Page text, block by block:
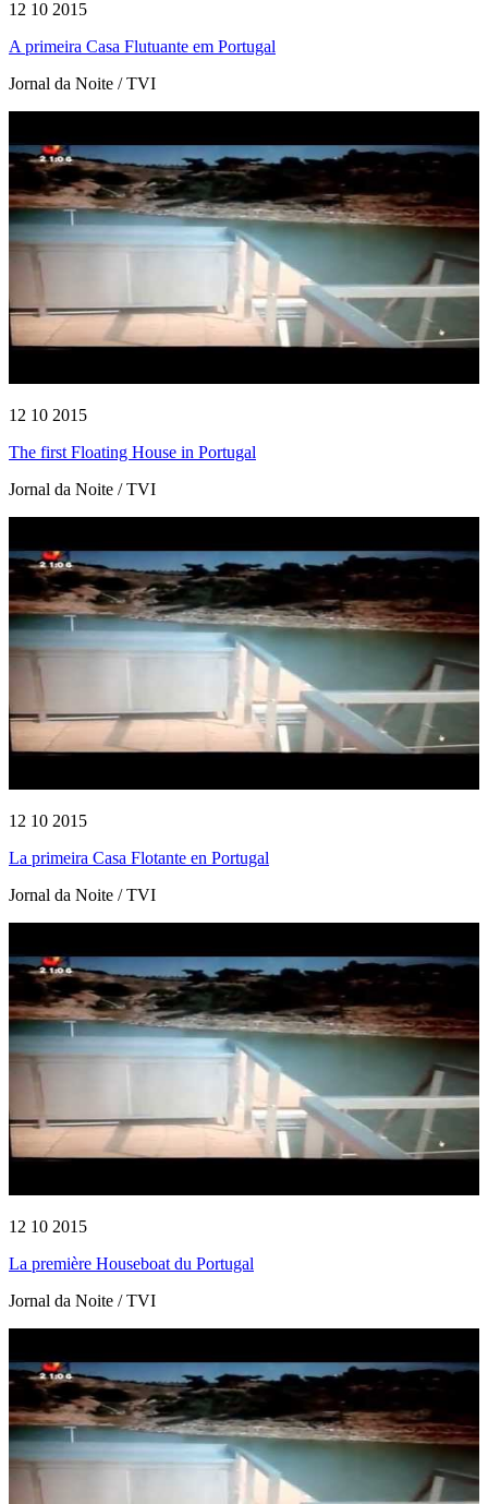
12 10 2015
A primeira Casa Flutuante em Portugal
Jornal da Noite / TVI
12 10 2015
The first Floating House in Portugal
Jornal da Noite / TVI
12 10 2015
La primeira Casa Flotante en Portugal
Jornal da Noite / TVI
12 10 2015
La première Houseboat du Portugal
Jornal da Noite / TVI